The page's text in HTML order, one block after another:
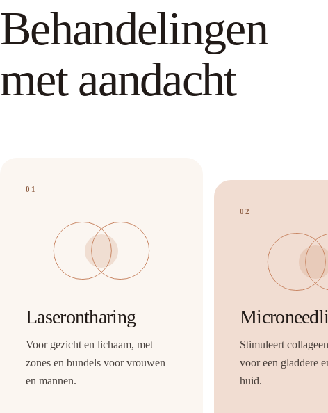
Behandelingen
met aandacht
01
Laserontharing
Voor gezicht en lichaam, met
zones en bundels voor vrouwen
en mannen.
02
Stimuleert
voor een gladdere
huid.